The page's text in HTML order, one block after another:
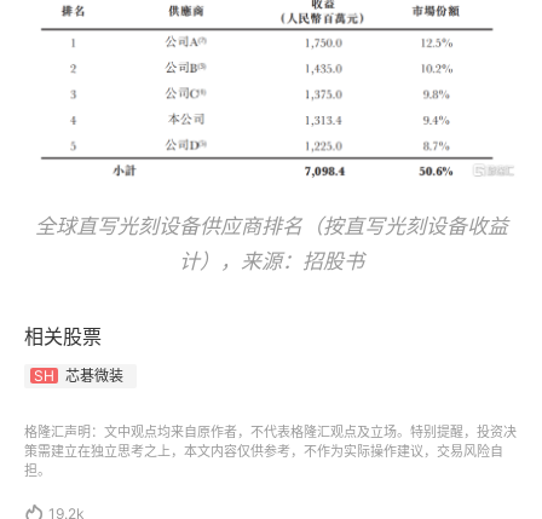
全球直写光刻设备供应商排名（按直写光刻设备收益
计），来源：招股书
相关股票
SH 芯碁微装
格隆汇声明：文中观点均来自原作者，不代表格隆汇观点及立场。特别提醒，投资决
策需建立在独立思考之上，本文内容仅供参考，不作为实际操作建议，交易风险自
担。
 19.2k